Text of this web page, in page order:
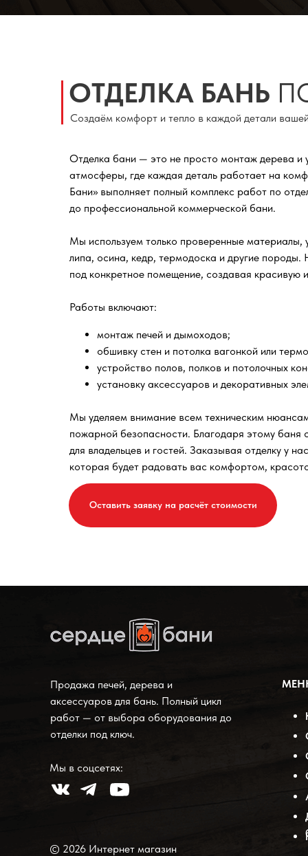
ОТДЕЛКА БАНЬ
Создаём комфорт и тепло в каждой детали
Отделка бани — это не просто монтаж дерева и
атмосферы, где каждая деталь работает на
Бани» выполняет полный комплекс работ по
до профессиональной коммерческой бани.
Мы используем только проверенные материалы,
липа, осина, кедр, термодоска и другие
под конкретное помещение, создавая красивую
Работы включают:
монтаж печей и дымоходов;
обшивку стен и потолка вагонкой или
устройство полов, полков и потолочных
установку аксессуаров и декоративных
Мы уделяем внимание всем техническим
пожарной безопасности. Благодаря этому баня
для владельцев и гостей. Заказывая отделку у
которая будет радовать вас комфортом,
Оставить заявку на расчёт стоимости
Продажа печей, дерева и
аксессуаров для бань. Полный цикл
работ — от выбора оборудования до
отделки под ключ.
Мы в соцсетях:
© 2026 Интернет магазин